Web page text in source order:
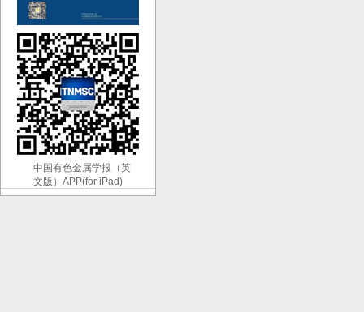
中国有色金属学报（英
文版）APP(for iPad)